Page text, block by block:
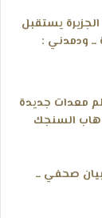
الجزيرة يستقبل
ــ ودمدني :
معدات جديدة
السنجك
بيان صحفي ــ